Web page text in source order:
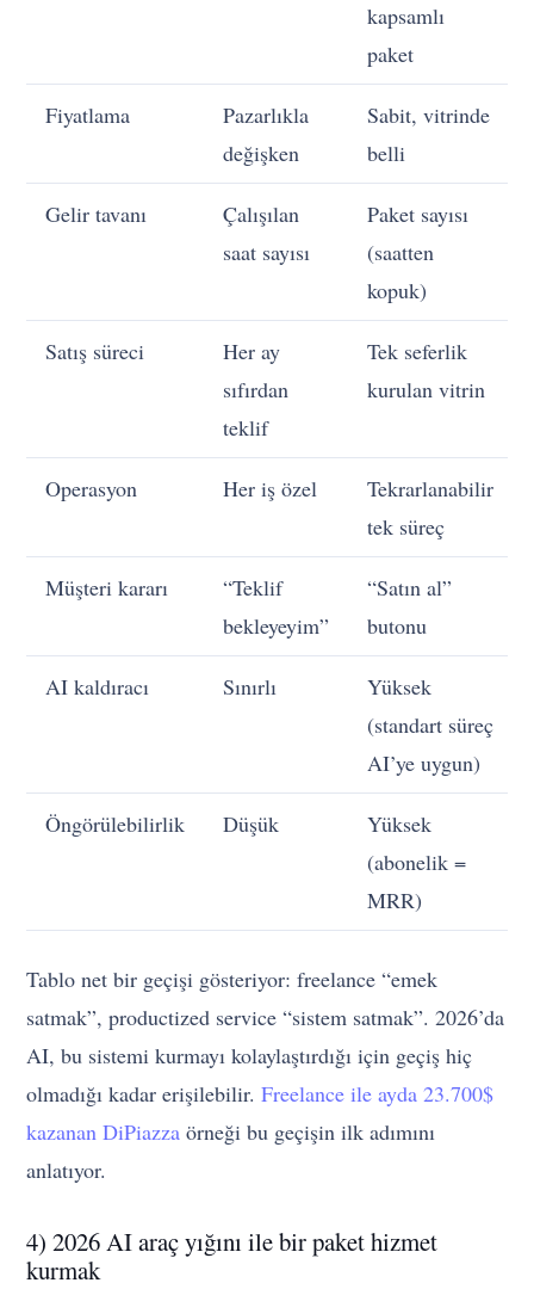
kapsamlı
paket
Fiyatlama
Pazarlıkla
değişken
Sabit, vitrinde
belli
Gelir tavanı
Çalışılan
saat sayısı
Paket sayısı
(saatten
kopuk)
Satış süreci
Her ay
sıfırdan
teklif
Tek seferlik
kurulan vitrin
Operasyon Her iş özel
Tekrarlanabilir
tek süreç
Müşteri kararı
“Teklif
bekleyeyim”
“Satın al”
butonu
AI kaldıracı Sınırlı
Yüksek
(standart süreç
AI’ye uygun)
Öngörülebilirlik Düşük
Yüksek
(abonelik =
MRR)
Tablo net bir geçişi gösteriyor: freelance “emek
satmak”, productized service “sistem satmak”. 2026’da
AI, bu sistemi kurmayı kolaylaştırdığı için geçiş hiç
olmadığı kadar erişilebilir.Freelance ile ayda 23.700$
kazanan DiPiazza örneği bu geçişin ilk adımını
anlatıyor.
4) 2026 AI araç yığını ile bir paket hizmet
kurmak